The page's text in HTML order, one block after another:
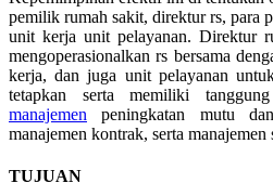
pemilik rumah sakit, direktur rs, para
unit kerja unit pelayanan. Direktur
mengoperasionalkan rs bersama
kerja, dan juga unit pelayanan
tetapkan serta memiliki
manajemen peningkatan mutu
manajemen kontrak, serta manajemen
TUJUAN